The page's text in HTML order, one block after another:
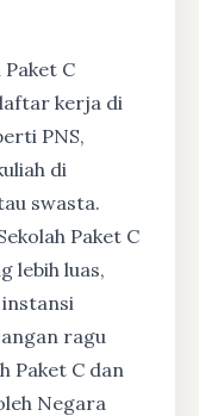
C
kerja di
PNS,
di
swasta.
Paket C
lebih luas,
ragu
Paket C dan
Negara